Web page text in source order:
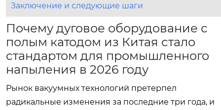
Заключение и следующие шаги
Почему дуговое оборудование с
полым катодом из Китая стало
стандартом для промышленного
напыления в 2026 году
Рынок вакуумных технологий претерпел
радикальные изменения за последние три года, и